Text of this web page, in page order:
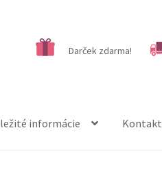
Darček zdarma!
informácie Kontakt